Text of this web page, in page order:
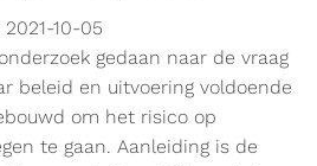
10-05
gedaan naar de vraag
beleid en uitvoering voldoende
om het risico op
te gaan. Aanleiding is de